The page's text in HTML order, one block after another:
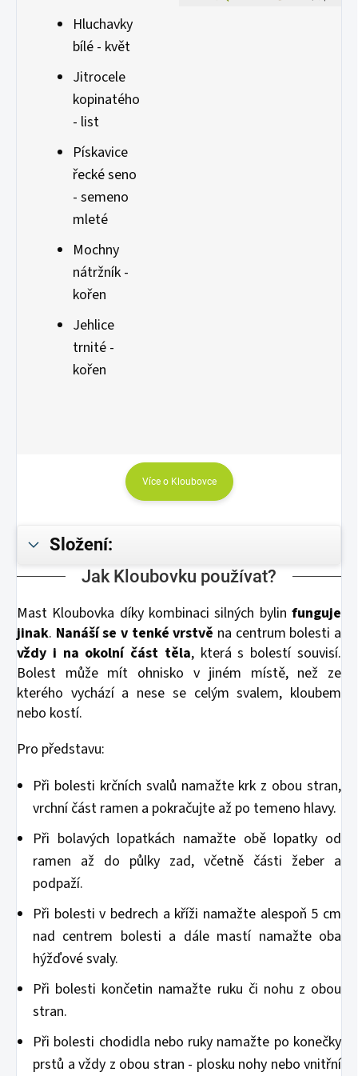
Hluchavky
bílé - květ
Jitrocele
kopinatého
- list
Pískavice
řecké seno
- semeno
mleté
Mochny
nátržník -
kořen
Jehlice
trnité -
kořen
Více o Kloubovce
Složení:
Jak Kloubovku používat?
Mast Kloubovka díky kombinaci silných bylin funguje
jinak. Nanáší se v tenké vrstvě na centrum bolesti a
vždy i na okolní část těla, která s bolestí souvisí.
Bolest může mít ohnisko v jiném místě, než ze
kterého vychází a nese se celým svalem, kloubem
nebo kostí.
Pro představu:
Při bolesti krčních svalů namažte krk z obou stran,
vrchní část ramen a pokračujte až po temeno hlavy.
Při bolavých lopatkách namažte obě lopatky od
ramen až do půlky zad, včetně části žeber a
podpaží.
Při bolesti v bedrech a kříži namažte alespoň 5 cm
nad centrem bolesti a dále mastí namažte oba
hýžďové svaly.
Při bolesti končetin namažte ruku či nohu z obou
stran.
Při bolesti chodidla nebo ruky namažte po konečky
prstů a vždy z obou stran - plosku nohy nebo vnitřní